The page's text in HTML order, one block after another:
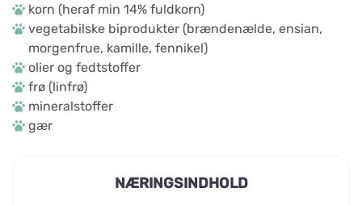
korn (heraf min 14% fuldkorn)
vegetabilske biprodukter (brændenælde, ensian,
morgenfrue, kamille, fennikel)
olier og fedtstoffer
frø (linfrø)
mineralstoffer
gær
NÆRINGSINDHOLD